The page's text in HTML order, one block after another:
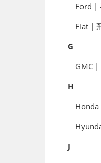
Ford |
Fiat |
G
GMC |
H
J